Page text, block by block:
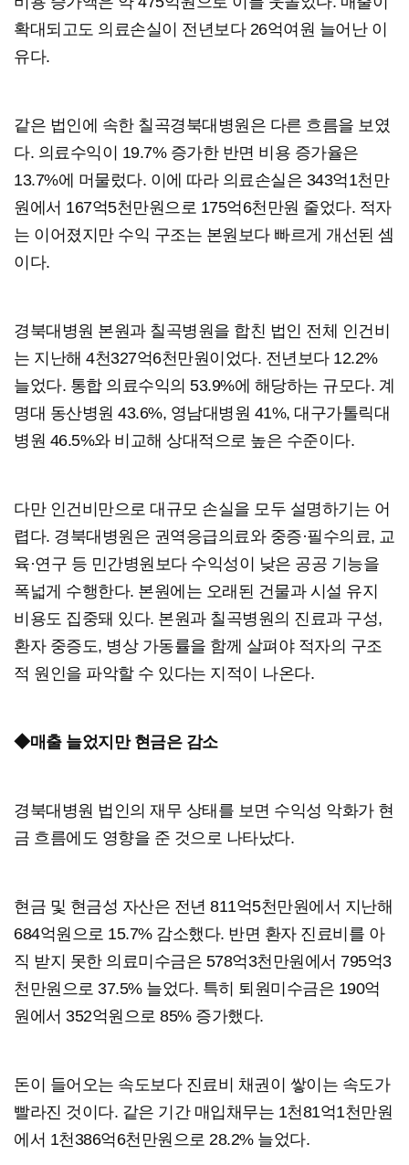
확대되고도 의료손실이 전년보다 26억여원 늘어난 이
유다.
같은 법인에 속한 칠곡경북대병원은 다른 흐름을 보였
다. 의료수익이 19.7% 증가한 반면 비용 증가율은
13.7%에 머물렀다. 이에 따라 의료손실은 343억1천만
원에서 167억5천만원으로 175억6천만원 줄었다. 적자
는 이어졌지만 수익 구조는 본원보다 빠르게 개선된 셈
이다.
경북대병원 본원과 칠곡병원을 합친 법인 전체 인건비
는 지난해 4천327억6천만원이었다. 전년보다 12.2%
늘었다. 통합 의료수익의 53.9%에 해당하는 규모다. 계
명대 동산병원 43.6%, 영남대병원 41%, 대구가톨릭대
병원 46.5%와 비교해 상대적으로 높은 수준이다.
다만 인건비만으로 대규모 손실을 모두 설명하기는 어
렵다. 경북대병원은 권역응급의료와 중증·필수의료, 교
육·연구 등 민간병원보다 수익성이 낮은 공공 기능을
폭넓게 수행한다. 본원에는 오래된 건물과 시설 유지
비용도 집중돼 있다. 본원과 칠곡병원의 진료과 구성,
환자 중증도, 병상 가동률을 함께 살펴야 적자의 구조
적 원인을 파악할 수 있다는 지적이 나온다.
◆매출 늘었지만 현금은 감소
경북대병원 법인의 재무 상태를 보면 수익성 악화가 현
금 흐름에도 영향을 준 것으로 나타났다.
현금 및 현금성 자산은 전년 811억5천만원에서 지난해
684억원으로 15.7% 감소했다. 반면 환자 진료비를 아
직 받지 못한 의료미수금은 578억3천만원에서 795억3
천만원으로 37.5% 늘었다. 특히 퇴원미수금은 190억
원에서 352억원으로 85% 증가했다.
돈이 들어오는 속도보다 진료비 채권이 쌓이는 속도가
빨라진 것이다. 같은 기간 매입채무는 1천81억1천만원
에서 1천386억6천만원으로 28.2% 늘었다.